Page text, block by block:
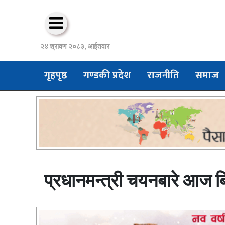
२४ श्रावण २०८३, आईतवार
गृहपृष्ठ गण्डकी प्रदेश राजनीति समाज
प्रधानमन्त्री चयनबारे आज